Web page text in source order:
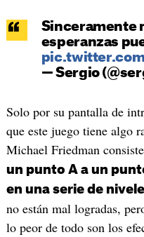
Sinceramente
esperanzas
— Sergio
Solo por su pantalla de
que este juego tiene algo
Michael Friedman
un punto A a un
en una serie de
no están mal logradas,
lo peor de todo son los